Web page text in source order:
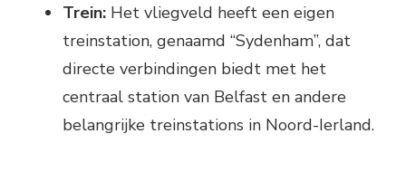
Trein: Het vliegveld heeft een eigen
treinstation, genaamd “Sydenham”, dat
directe verbindingen biedt met het
centraal station van Belfast en andere
belangrijke treinstations in Noord-Ierland.